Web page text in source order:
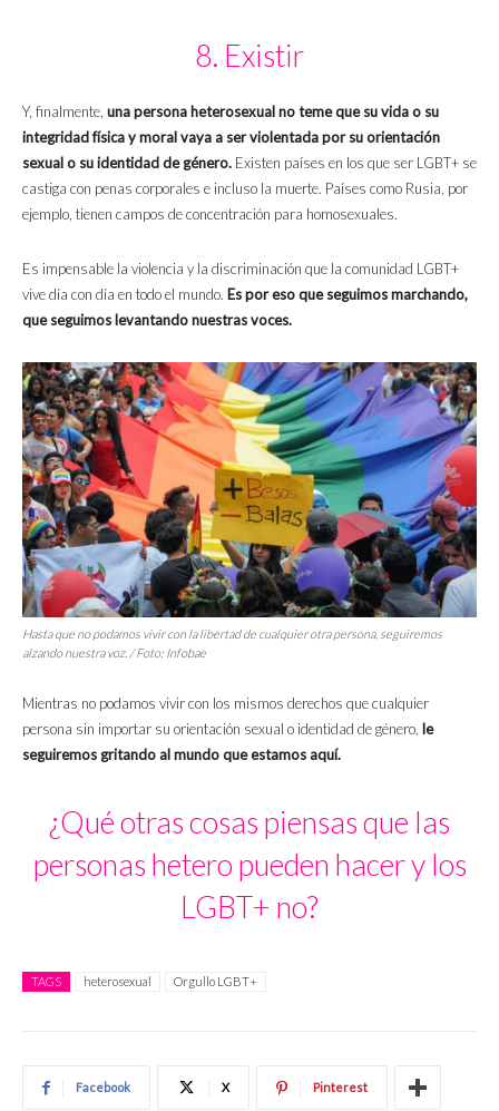
8. Existir
Y, finalmente, una persona heterosexual no teme que su vida o su
integridad física y moral vaya a ser violentada por su orientación
sexual o su identidad de género. Existen países en los que ser LGBT+ se
castiga con penas corporales e incluso la muerte. Países como Rusia, por
ejemplo, tienen campos de concentración para homosexuales.
Es impensable la violencia y la discriminación que la comunidad LGBT+
vive día con día en todo el mundo. Es por eso que seguimos marchando,
que seguimos levantando nuestras voces.
Hasta que no podamos vivir con la libertad de cualquier otra persona, seguiremos
alzando nuestra voz. / Foto: Infobae
Mientras no podamos vivir con los mismos derechos que cualquier
persona sin importar su orientación sexual o identidad de género, le
seguiremos gritando al mundo que estamos aquí.
¿Qué otras cosas piensas que las
personas hetero pueden hacer y los
LGBT+ no?
TAGS heterosexual Orgullo LGBT+
Facebook X Pinterest